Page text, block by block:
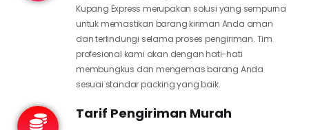
Kupang Express merupakan solusi yang sempurna
untuk memastikan barang kiriman Anda aman
dan terlindungi selama proses pengiriman. Tim
profesional kami akan dengan hati-hati
membungkus dan mengemas barang Anda
sesuai standar packing yang baik.
Tarif Pengiriman Murah